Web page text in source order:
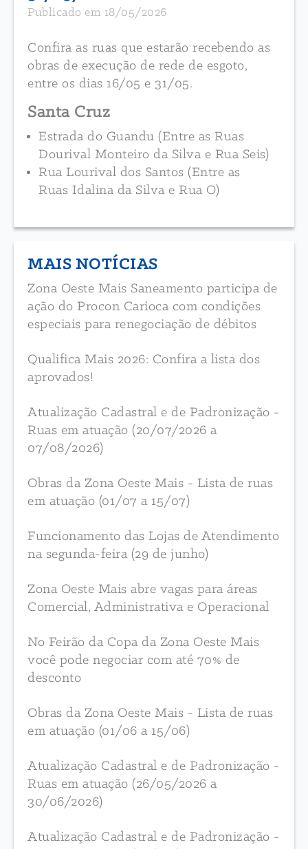
Publicado em 18/05/2026
Confira as ruas que estarão recebendo as
obras de execução de rede de esgoto,
entre os dias 16/05 e 31/05.
Santa Cruz
Estrada do Guandu (Entre as Ruas
Dourival Monteiro da Silva e Rua Seis)
Rua Lourival dos Santos (Entre as
Ruas Idalina da Silva e Rua O)
MAIS NOTÍCIAS
Zona Oeste Mais Saneamento participa de
ação do Procon Carioca com condições
especiais para renegociação de débitos
Qualifica Mais 2026: Confira a lista dos
aprovados!
Atualização Cadastral e de Padronização -
Ruas em atuação (20/07/2026 a
07/08/2026)
Obras da Zona Oeste Mais - Lista de ruas
em atuação (01/07 a 15/07)
Funcionamento das Lojas de Atendimento
na segunda-feira (29 de junho)
Zona Oeste Mais abre vagas para áreas
Comercial, Administrativa e Operacional
No Feirão da Copa da Zona Oeste Mais
você pode negociar com até 70% de
desconto
Obras da Zona Oeste Mais - Lista de ruas
em atuação (01/06 a 15/06)
Atualização Cadastral e de Padronização -
Ruas em atuação (26/05/2026 a
30/06/2026)
Atualização Cadastral e de Padronização -